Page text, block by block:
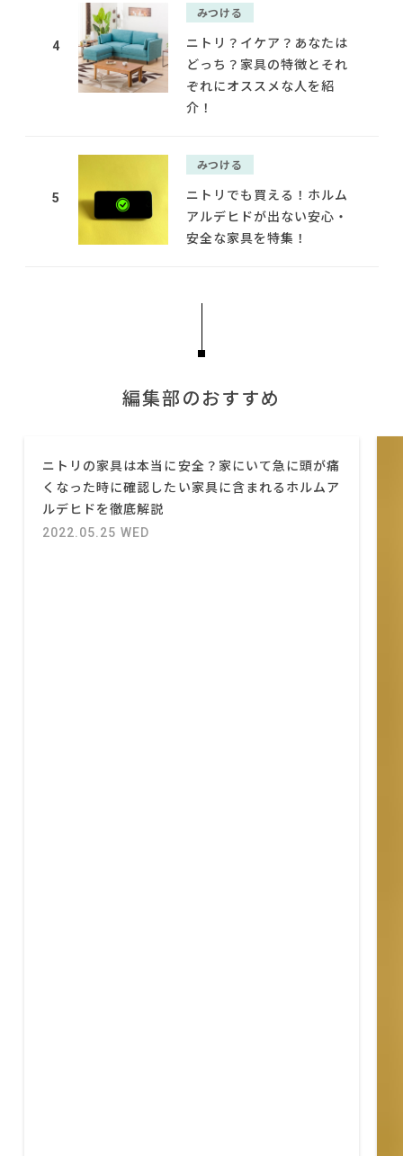
4
みつける
ニトリ？イケア？あなたは
どっち？家具の特徴とそれ
ぞれにオススメな人を紹
介！
5
みつける
ニトリでも買える！ホルム
アルデヒドが出ない安心・
安全な家具を特集！
編集部のおすすめ
ニトリの家具は本当に安全？家にいて急に頭が痛
くなった時に確認したい家具に含まれるホルムア
ルデヒドを徹底解説
2022.05.25 WED